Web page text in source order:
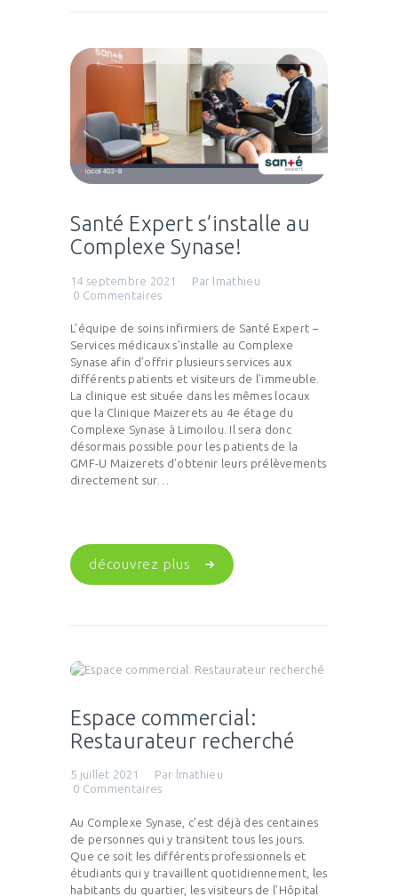
Santé Expert s’installe au
Complexe Synase!
14 septembre 2021 Par lmathieu
0 Commentaires
L’équipe de soins infirmiers de Santé Expert –
Services médicaux s’installe au Complexe
Synase afin d’offrir plusieurs services aux
différents patients et visiteurs de l’immeuble.
La clinique est située dans les mêmes locaux
que la Clinique Maizerets au 4e étage du
Complexe Synase à Limoilou. Il sera donc
désormais possible pour les patients de la
GMF-U Maizerets d’obtenir leurs prélèvements
directement sur…
découvrez plus
Espace commercial:
Restaurateur recherché
5 juillet 2021 Par lmathieu
0 Commentaires
Au Complexe Synase, c’est déjà des centaines
de personnes qui y transitent tous les jours.
Que ce soit les différents professionnels et
étudiants qui y travaillent quotidiennement, les
habitants du quartier, les visiteurs de l’Hôpital